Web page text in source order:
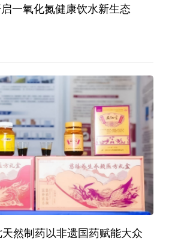
一氧化氮健康饮水新生态
然制药以非遗国药赋能大众